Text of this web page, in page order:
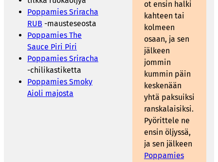
Poppamies Sriracha
RUB -mausteseosta
Poppamies The
Sauce Piri Piri
Poppamies Sriracha
-chilikastiketta
Poppamies Smoky
Aioli majosta
ot ensin halki
kahteen tai
kolmeen
osaan, ja sen
jälkeen
jommin
kummin päin
keskenään
yhtä paksuiksi
ranskalaisiksi.
Pyörittele ne
ensin öljyssä,
ja sen jälkeen
Poppamies